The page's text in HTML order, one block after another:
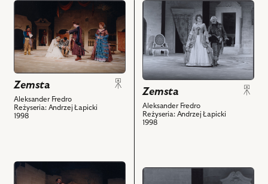
przejdź
do
obiektu
Zemsta,
Na
zdjęciu:
Damian
Damięcki
-
-
Śmigalski,
Zemsta
Aleksander Fredro
Reżyseria: Andrzej Łapicki
1998
przejdź
do
obiektu
Zemsta,
Na
zdjęciu:
Barszczewska
-
Podstolina,
Zemsta
Aleksander Fredro
Reżyseria: Andrzej Łapicki
1998
przejdź
przejdź